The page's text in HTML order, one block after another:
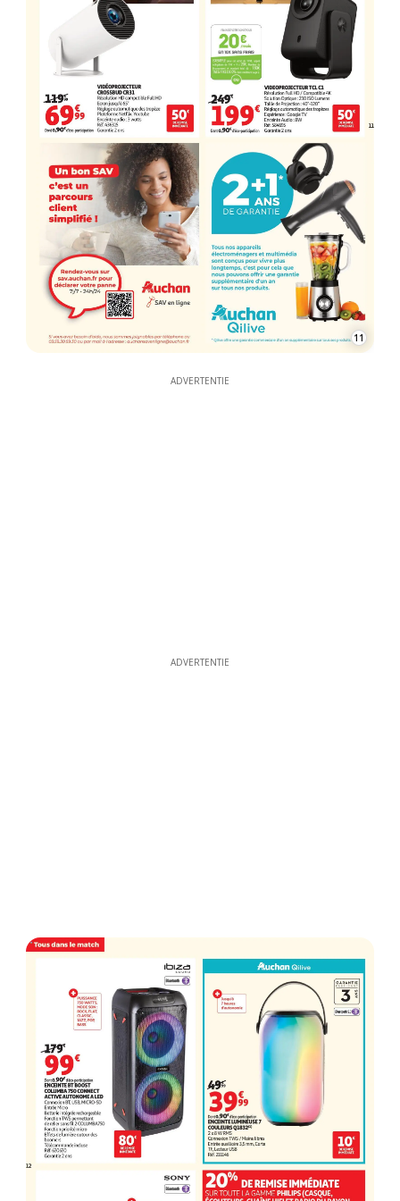
11
ADVERTENTIE
ADVERTENTIE